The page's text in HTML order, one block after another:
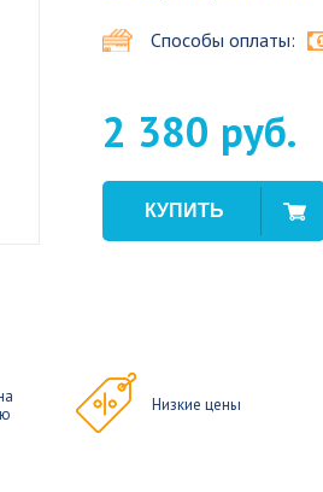
Способы оплаты:
2 380 руб.
Низкие цены